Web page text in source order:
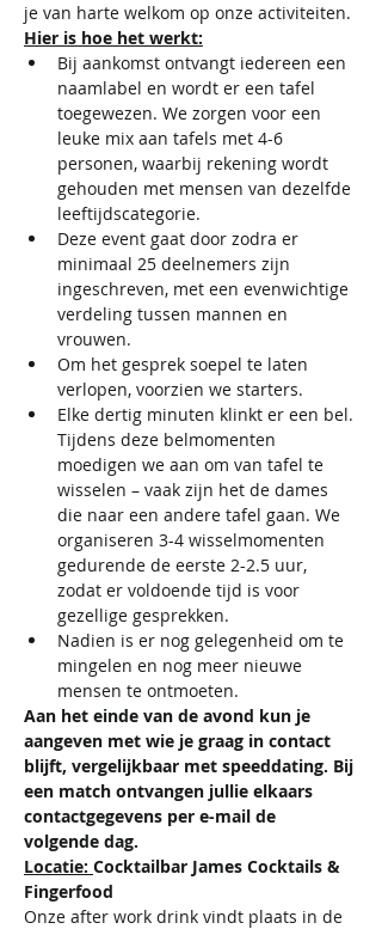
je van harte welkom op onze activiteiten.
Hier is hoe het werkt:
Bij aankomst ontvangt iedereen een
naamlabel en wordt er een tafel
toegewezen. We zorgen voor een
leuke mix aan tafels met 4-6
personen, waarbij rekening wordt
gehouden met mensen van dezelfde
leeftijdscategorie.​​
Deze event gaat door zodra er
minimaal 25 deelnemers zijn
ingeschreven, met een evenwichtige
verdeling tussen mannen en
vrouwen.​​
Om het gesprek soepel te laten
verlopen, voorzien we starters.​​
Elke dertig minuten klinkt er een bel.
Tijdens deze belmomenten
moedigen we aan om van tafel te
wisselen – vaak zijn het de dames
die naar een andere tafel gaan. We
organiseren 3-4 wisselmomenten
gedurende de eerste 2-2.5 uur,
zodat er voldoende tijd is voor
gezellige gesprekken.
​​Nadien is er nog gelegenheid om te
mingelen en nog meer nieuwe
mensen te ontmoeten.
Aan het einde van de avond kun je
aangeven met wie je graag in contact
blijft, vergelijkbaar met speeddating. Bij
een match ontvangen jullie elkaars
contactgegevens per e-mail de
volgende dag.
Locatie: Cocktailbar James Cocktails &
Fingerfood
Onze after work drink vindt plaats in de